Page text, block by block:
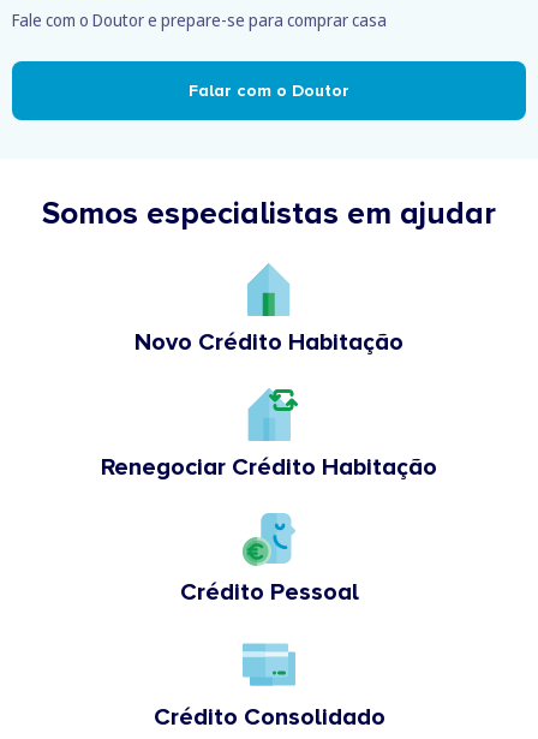
Fale com o Doutor e prepare-se para comprar casa
Falar com o Doutor
Somos especialistas em ajudar
Novo Crédito Habitação
Renegociar Crédito Habitação
Crédito Pessoal
Crédito Consolidado